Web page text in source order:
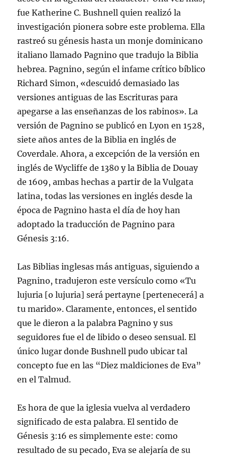
fue Katherine C. Bushnell quien realizó la
investigación pionera sobre este problema. Ella
rastreó su génesis hasta un monje dominicano
italiano llamado Pagnino que tradujo la Biblia
hebrea. Pagnino, según el infame crítico bíblico
Richard Simon, «descuidó demasiado las
versiones antiguas de las Escrituras para
apegarse a las enseñanzas de los rabinos». La
versión de Pagnino se publicó en Lyon en 1528,
siete años antes de la Biblia en inglés de
Coverdale. Ahora, a excepción de la versión en
inglés de Wycliffe de 1380 y la Biblia de Douay
de 1609, ambas hechas a partir de la Vulgata
latina, todas las versiones en inglés desde la
época de Pagnino hasta el día de hoy han
adoptado la traducción de Pagnino para
Génesis 3:16.
Las Biblias inglesas más antiguas, siguiendo a
Pagnino, tradujeron este versículo como «Tu
lujuria [o lujuria] será pertayne [pertenecerá] a
tu marido». Claramente, entonces, el sentido
que le dieron a la palabra Pagnino y sus
seguidores fue el de libido o deseo sensual. El
único lugar donde Bushnell pudo ubicar tal
concepto fue en las “Diez maldiciones de Eva”
en el Talmud.
Es hora de que la iglesia vuelva al verdadero
significado de esta palabra. El sentido de
Génesis 3:16 es simplemente este: como
resultado de su pecado, Eva se alejaría de su